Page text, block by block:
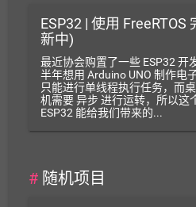
ESP32 | 使用
新中)
最近协会购置了一些 ESP32 开
半年想用 Arduino UNO 制作电
只能进行单线程执行任务，而
机需要 异步 进行运转，所以这
ESP32 能给我们带来的...
# 随机项目